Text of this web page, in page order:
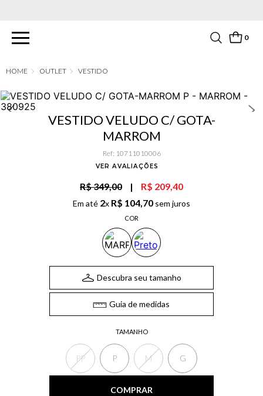
0
OUTLET VESTIDO
VESTIDO VELUDO C/ GOTA-
MARROM
Ref: 10711010006
VER AVALIAÇÕES
R$ 349,00 | R$ 209,40
Em até 2x R$ 104,70 sem juros
COR
TAMANHO
PP P M G
Descubra seu tamanho
Guia de medidas
COMPRAR